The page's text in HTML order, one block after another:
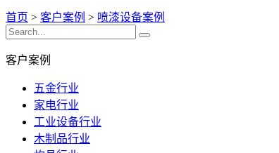
首页 > 客户案例 > 喷漆设备案例
客户案例
五金行业
家电行业
工业设备行业
木制品行业